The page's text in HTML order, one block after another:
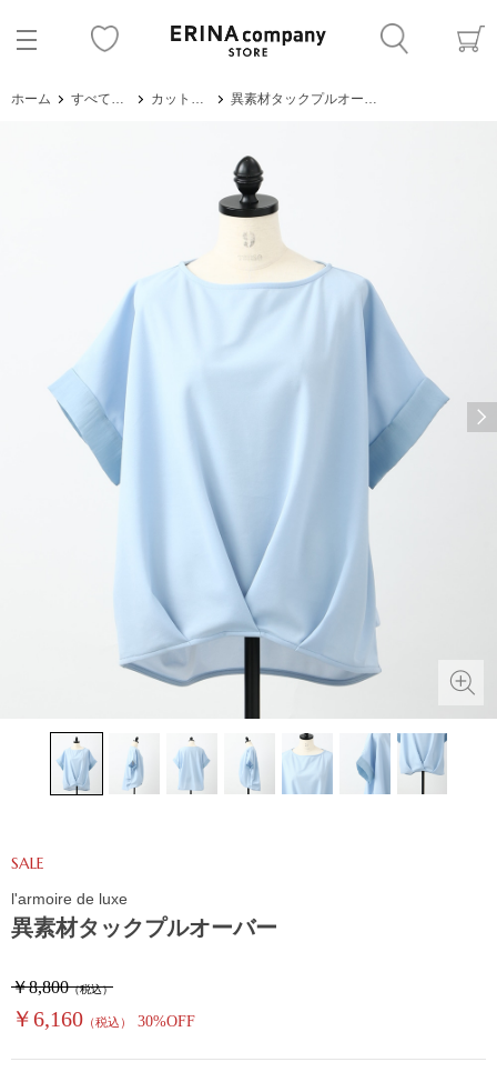
ホーム すべてのアイテム カットソー・Tシャツ 異素材タックプルオーバー
異素材タックプルオーバー
SALE
￥8,800（税込）
￥6,160 （税込） 30%OFF
l'armoire de luxe